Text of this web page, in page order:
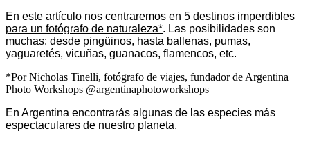
En este artículo nos centraremos en 5 destinos imperdibles
para un fotógrafo de naturaleza*. Las posibilidades son
muchas: desde pingüinos, hasta ballenas, pumas,
yaguaretés, vicuñas, guanacos, flamencos, etc.
*Por Nicholas Tinelli, fotógrafo de viajes, fundador de Argentina
Photo Workshops @argentinaphotoworkshops
En Argentina encontrarás algunas de las especies más
espectaculares de nuestro planeta.